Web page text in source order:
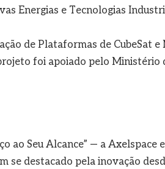
Energias e Tecnologias
de Plataformas de CubeSat
foi apoiado pelo Ministério
ao Seu Alcance” — a Axelspace
se destacado pela inovação